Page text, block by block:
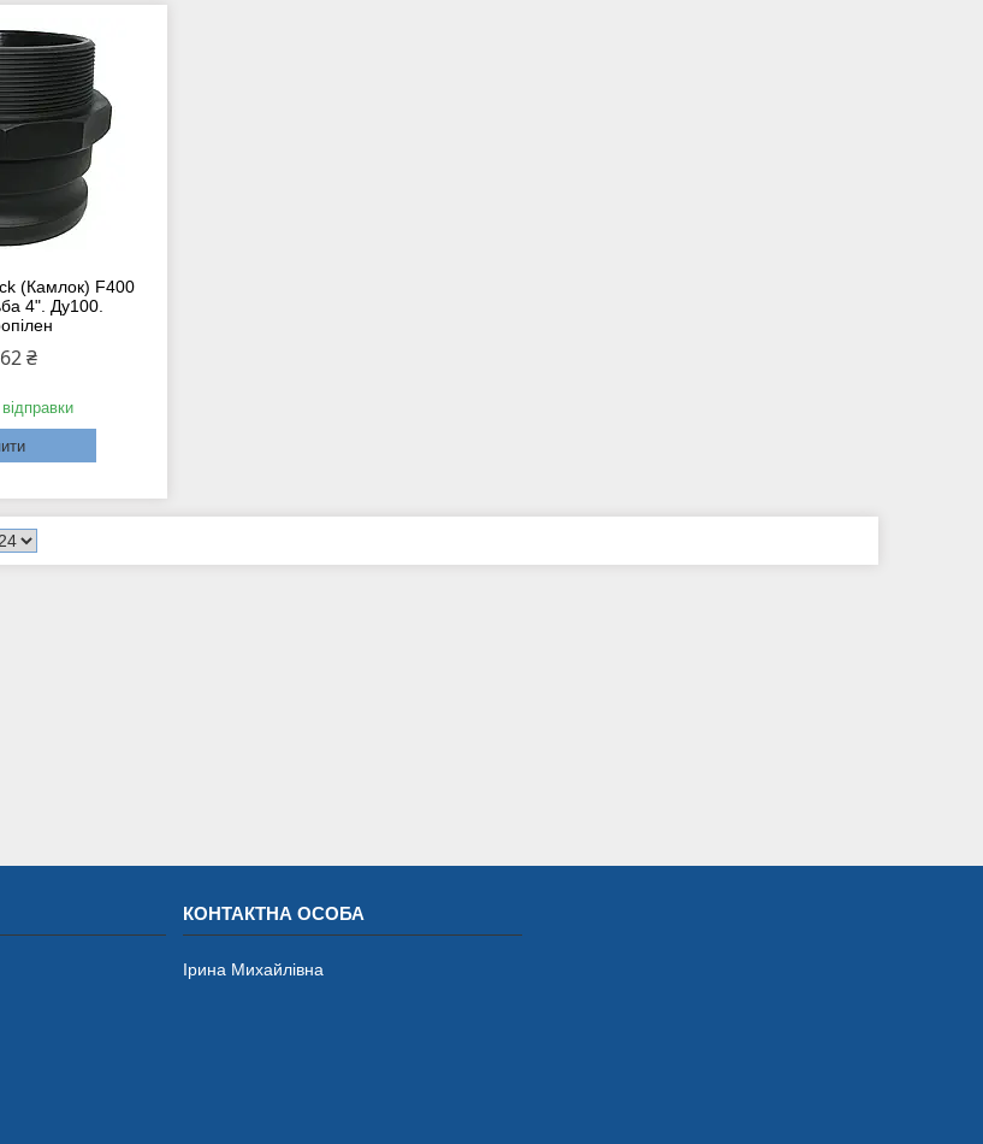
(Камлок) F400
4". Ду100.
₴
Ірина Михайлівна